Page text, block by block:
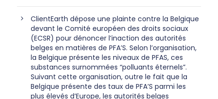
ClientEarth dépose une plainte contre la Belgique
devant le Comité européen des droits sociaux
(ECSR) pour dénoncer l’inaction des autorités
belges en matières de PFA’S. Selon l’organisation,
la Belgique présente les niveaux de PFAS, ces
substances surnommées “polluants éternels”.
Suivant cette organisation, outre le fait que la
Belgique présente des taux de PFA’S parmi les
plus élevés d’Europe, les autorités belges